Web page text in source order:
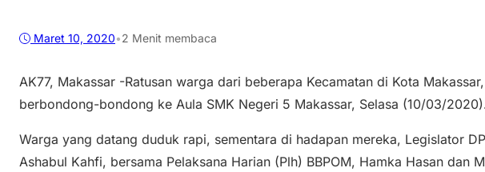
Maret 10, 2020•2 Menit membaca
AK77, Makassar -Ratusan warga dari beberapa Kecamatan di Kota
berbondong-bondong ke Aula SMK Negeri 5 Makassar, Selasa (10/03/
Warga yang datang duduk rapi, sementara di hadapan mereka, Legislator
Ashabul Kahfi, bersama Pelaksana Harian (Plh) BBPOM, Hamka Hasan dan